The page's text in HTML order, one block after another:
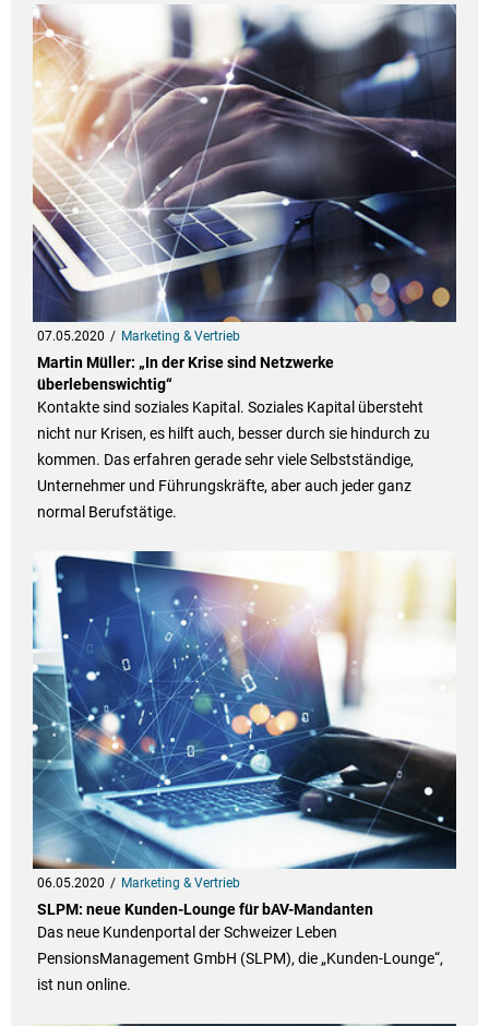
07.05.2020 Marketing & Vertrieb
Martin Müller: „In der Krise sind Netzwerke
überlebenswichtig“
Kontakte sind soziales Kapital. Soziales Kapital übersteht
nicht nur Krisen, es hilft auch, besser durch sie hindurch zu
kommen. Das erfahren gerade sehr viele Selbstständige,
Unternehmer und Führungskräfte, aber auch jeder ganz
normal Berufstätige.
06.05.2020 Marketing & Vertrieb
SLPM: neue Kunden-Lounge für bAV-Mandanten
Das neue Kundenportal der Schweizer Leben
PensionsManagement GmbH (SLPM), die „Kunden-Lounge“,
ist nun online.